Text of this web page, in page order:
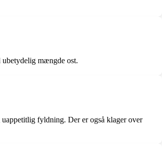
ubetydelig mængde ost.
fyldning. Der er også klager over